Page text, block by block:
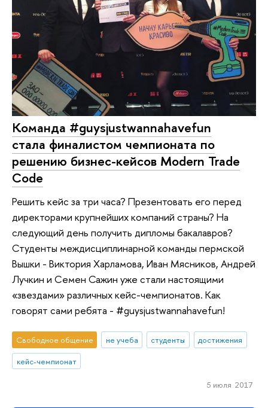
Команда #guysjustwannahavefun
стала финалистом чемпионата по
решению бизнес-кейсов Modern Trade
Code
Решить кейс за три часа? Презентовать его перед
директорами крупнейших компаний страны? На
следующий день получить дипломы бакалавров?
Студенты междисциплинарной команды пермской
Вышки - Виктория Харламова, Иван Мясников, Андрей
Лучкин и Семен Сажин уже стали настоящими
«звездами» различных кейс-чемпионатов. Как
говорят сами ребята - #guysjustwannahavefun!
Свободное общение не учеба студенты
достижения
кейс-чемпионат
5 июля 2017